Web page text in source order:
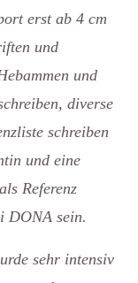
erst ab 4 cm
und
und
diverse
schreiben
und eine
Referenz
DONA sein.
sehr intensiv